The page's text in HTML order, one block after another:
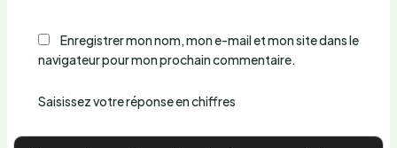
Enregistrer mon nom, mon e-mail et mon site dans le
navigateur pour mon prochain commentaire.
Saisissez votre réponse en chiffres